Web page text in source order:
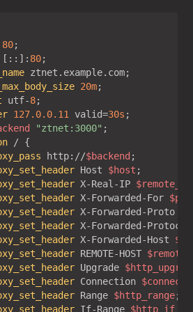
80
[::]: 80
20m
utf-8
127.0.0.11 valid=30s
"ztnet:3000"
http://$backend
Host $host
X-Real-IP
X-Forwarded-For
X-Forwarded-Proto
X-Forwarded-
X-Forwarded-Host
REMOTE-HOST
Upgrade
Connection
Range $http_range
If-Range